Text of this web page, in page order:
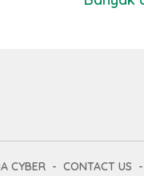
CYBER CONTACT US